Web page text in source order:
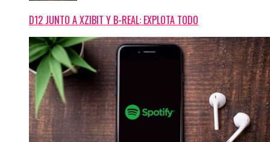
D12 JUNTO A XZIBIT Y B-REAL: EXPLOTA TODO